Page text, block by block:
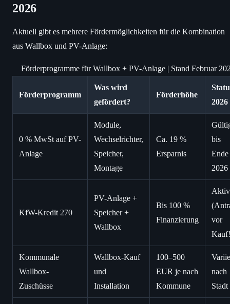
2026
Aktuell gibt es mehrere Fördermöglichkeiten für die Kombination
aus Wallbox und PV-Anlage:
Förderprogramme für Wallbox + PV-Anlage | Stand Februar
Förderprogramm
Was wird
gefördert?
Förderhöhe
2026
0 % MwSt auf PV-
Anlage
Module,
Wechselrichter,
Speicher,
Montage
Ca. 19 %
Ersparnis
bis
Ende
2026
KfW-Kredit 270
PV-Anlage +
Speicher +
Wallbox
Bis 100 %
Finanzierung
Aktiv
vor
Kommunale
Wallbox-
Zuschüsse
Wallbox-Kauf
und
Installation
100–500
EUR je nach
Kommune
nach
Stadt